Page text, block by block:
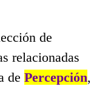
de
relacionadas
de Percepción,